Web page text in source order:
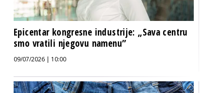
Epicentar kongresne industrije: „Sava centru
smo vratili njegovu namenu”
09/07/2026 | 10:00